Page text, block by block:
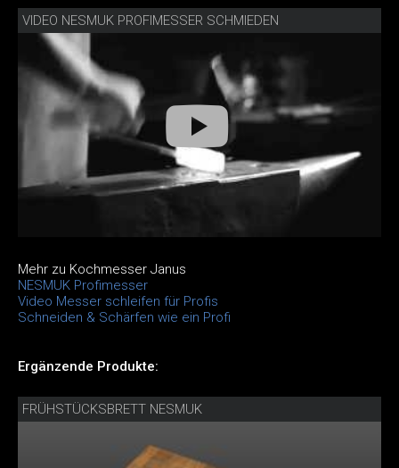
VIDEO NESMUK PROFIMESSER SCHMIEDEN
Mehr zu Kochmesser Janus
NESMUK Profimesser
Video Messer schleifen für Profis
Schneiden & Schärfen wie ein Profi
Ergänzende Produkte:
FRÜHSTÜCKSBRETT NESMUK